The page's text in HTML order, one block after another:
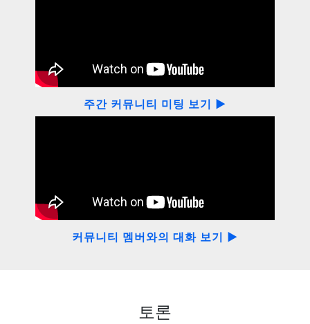
주간 커뮤니티 미팅 보기 ▶
커뮤니티 멤버와의 대화 보기 ▶
토론